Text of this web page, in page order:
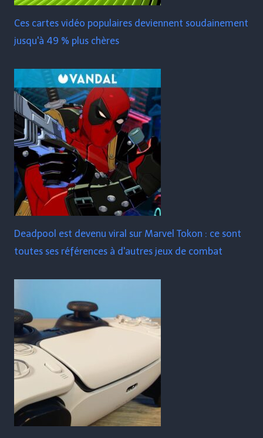
Ces cartes vidéo populaires deviennent soudainement
jusqu'à 49 % plus chères
Deadpool est devenu viral sur Marvel Tokon : ce sont
toutes ses références à d'autres jeux de combat